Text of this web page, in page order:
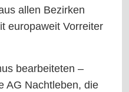
allen Bezirken
europaweit Vorreiter
bearbeiteten –
AG Nachtleben, die